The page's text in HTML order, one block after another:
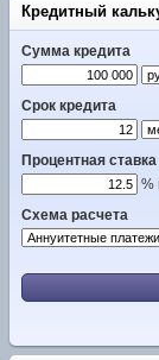
Кредитный
Сумма кредита
Срок кредита
Процентная ставка
%
Схема расчета